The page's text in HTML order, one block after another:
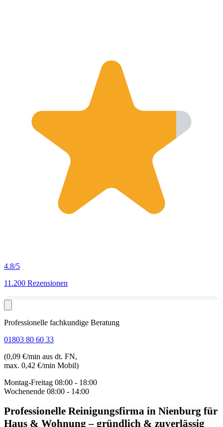
4.8/5
11.200 Rezensionen
Professionelle fachkundige Beratung
01803 80 60 33
(0,09 €/min aus dt. FN,
max. 0,42 €/min Mobil)
Montag-Freitag 08:00 - 18:00
Wochenende 08:00 - 14:00
Professionelle Reinigungsfirma in Nienburg für
Haus & Wohnung – gründlich & zuverlässig